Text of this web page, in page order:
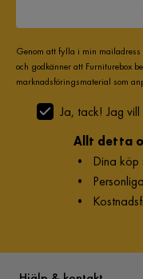
Genom att fylla i min
och godkänner att Furniturebox
marknadsföringsmaterial som
Ja, tack! Jag
Allt detta
• Dina köp
•
•